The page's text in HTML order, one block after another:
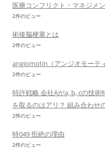
医療コンフリクト・マネジメ
2件のビュー
術後脳梗塞とは
2件のビュー
angiomotin（アンジオモーテ
2件のビュー
特許戦略 会社Aがa, b, cの技術
を取るのはアリ？ 組み合わせ
2件のビュー
特049 拒絶の理由
2件のビュー